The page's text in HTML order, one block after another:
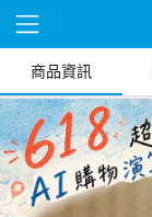
商品資訊